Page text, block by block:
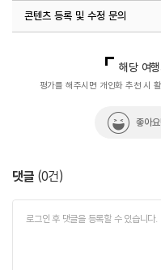
콘텐츠 등록 및 수정 문의
해당 여
평가를 해주시면 개인화 추천 시
좋아
댓글 (0건)